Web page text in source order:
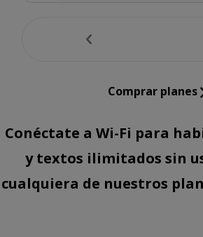
Comprar planes
Conéctate a Wi-Fi para
y textos ilimitados sin
cualquiera de nuestros